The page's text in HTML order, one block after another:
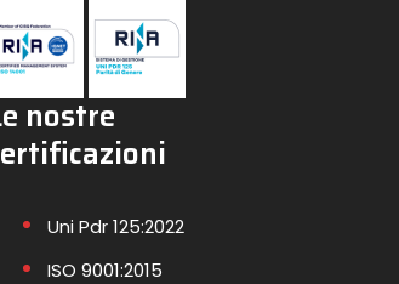
nostre
Uni Pdr 125:2022
ISO 9001:2015